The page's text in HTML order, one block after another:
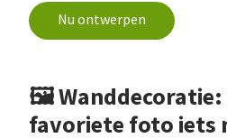
Nu ontwerpen
🖼️ Wanddecoratie:
favoriete foto iets